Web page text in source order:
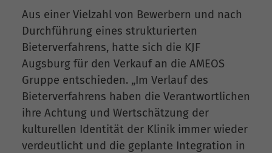
Aus einer Vielzahl von Bewerbern und nach
Durchführung eines strukturierten
Bieterverfahrens, hatte sich die KJF
Augsburg für den Verkauf an die AMEOS
Gruppe entschieden. „Im Verlauf des
Bieterverfahrens haben die Verantwortlichen
ihre Achtung und Wertschätzung der
kulturellen Identität der Klinik immer wieder
verdeutlicht und die geplante Integration in